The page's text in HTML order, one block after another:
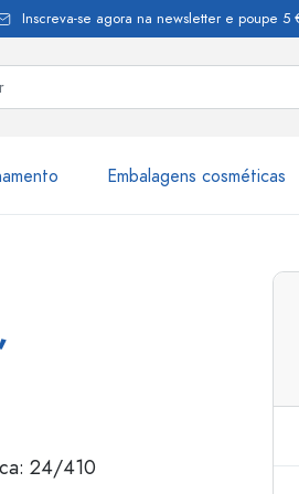
Inscreva-se agora na newsletter e poupe 5
Embalagens cosméticas
Estal
de pulverização